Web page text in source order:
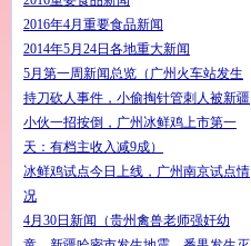
2016年4月重要食品新闻
2014年5月24日各地重大新闻
5月第一周新闻总览（广州火车站发生
持刀砍人事件，小偷掏针管刺人被新疆
小伙一招按倒，广州冰鲜鸡上市第一
天：有档主收入减9成）
冰鲜鸡试点今日上线，广州南京试点情
况
4月30日新闻（贵州禽兽老师强奸幼